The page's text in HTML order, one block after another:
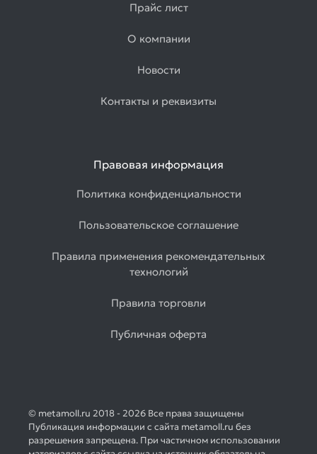
Прайс лист
О компании
Новости
Контакты и реквизиты
Правовая информация
Политика конфиденциальности
Пользовательское соглашение
Правила применения рекомендательных
технологий
Правила торговли
Публичная оферта
© metamoll.ru 2018 - 2026 Все права защищены
Публикация информации с сайта metamoll.ru без
разрешения запрещена. При частичном использовании